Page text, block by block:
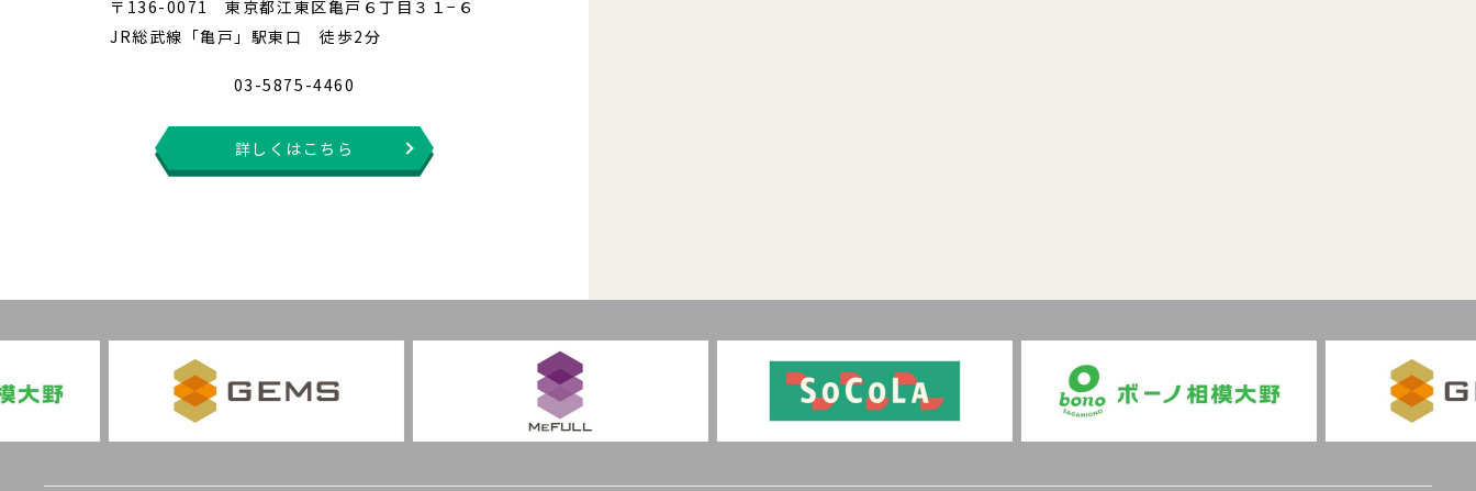
〒136-0071 東京都江東区亀戸６丁目３１−６
JR総武線「亀戸」駅東口 徒歩2分
03-5875-4460
詳しくはこちら